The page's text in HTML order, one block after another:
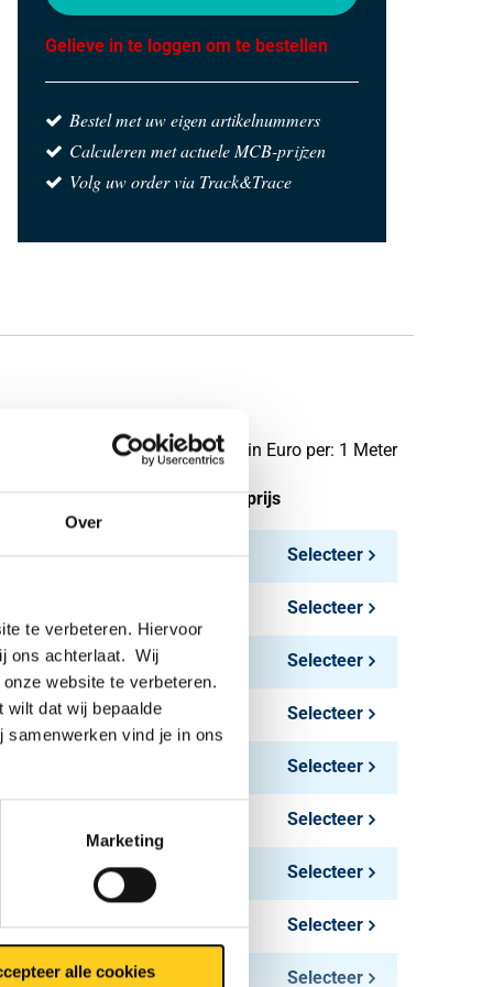
Over
te verbeteren. Hiervoor
ons achterlaat. Wij
website te verbeteren.
dat wij bepaalde
samenwerken vind je in ons
Marketing
alle cookies
Gelieve in te loggen om te bestellen
Bestel met uw eigen artikelnummers
Calculeren met actuele MCB-prijzen
Volg uw order via Track&Trace
Prijzen in Euro per: 1 Meter
gewicht in kg Bruto prijs
1,764 Selecteer
Selecteer
2,718 Selecteer
2,88 Selecteer
Selecteer
Selecteer
5,568 Selecteer
6,528 Selecteer
7,488 Selecteer